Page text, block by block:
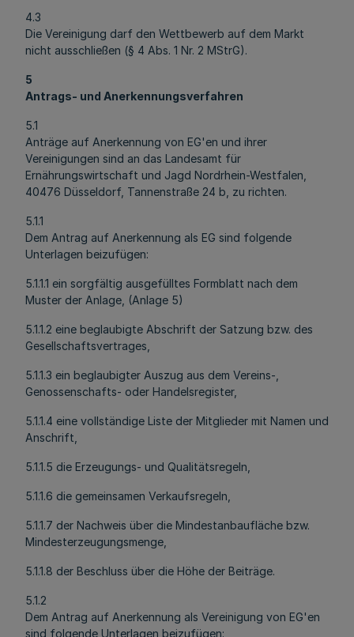
4.3
Die Vereinigung darf den Wettbewerb auf dem Markt
nicht ausschließen (§ 4 Abs. 1 Nr. 2 MStrG).
5
Antrags- und Anerkennungsverfahren
5.1
Anträge auf Anerkennung von EG'en und ihrer
Vereinigungen sind an das Landesamt für
Ernährungswirtschaft und Jagd Nordrhein-Westfalen,
40476 Düsseldorf, Tannenstraße 24 b, zu richten.
5.1.1
Dem Antrag auf Anerkennung als EG sind folgende
Unterlagen beizufügen:
5.1.1.1 ein sorgfältig ausgefülltes Formblatt nach dem
Muster der Anlage, (Anlage 5)
5.1.1.2 eine beglaubigte Abschrift der Satzung bzw. des
Gesellschaftsvertrages,
5.1.1.3 ein beglaubigter Auszug aus dem Vereins-,
Genossenschafts- oder Handelsregister,
5.1.1.4 eine vollständige Liste der Mitglieder mit Namen und
Anschrift,
5.1.1.5 die Erzeugungs- und Qualitätsregeln,
5.1.1.6 die gemeinsamen Verkaufsregeln,
5.1.1.7 der Nachweis über die Mindestanbaufläche bzw.
Mindesterzeugungsmenge,
5.1.1.8 der Beschluss über die Höhe der Beiträge.
5.1.2
Dem Antrag auf Anerkennung als Vereinigung von EG'en
sind folgende Unterlagen beizufügen: